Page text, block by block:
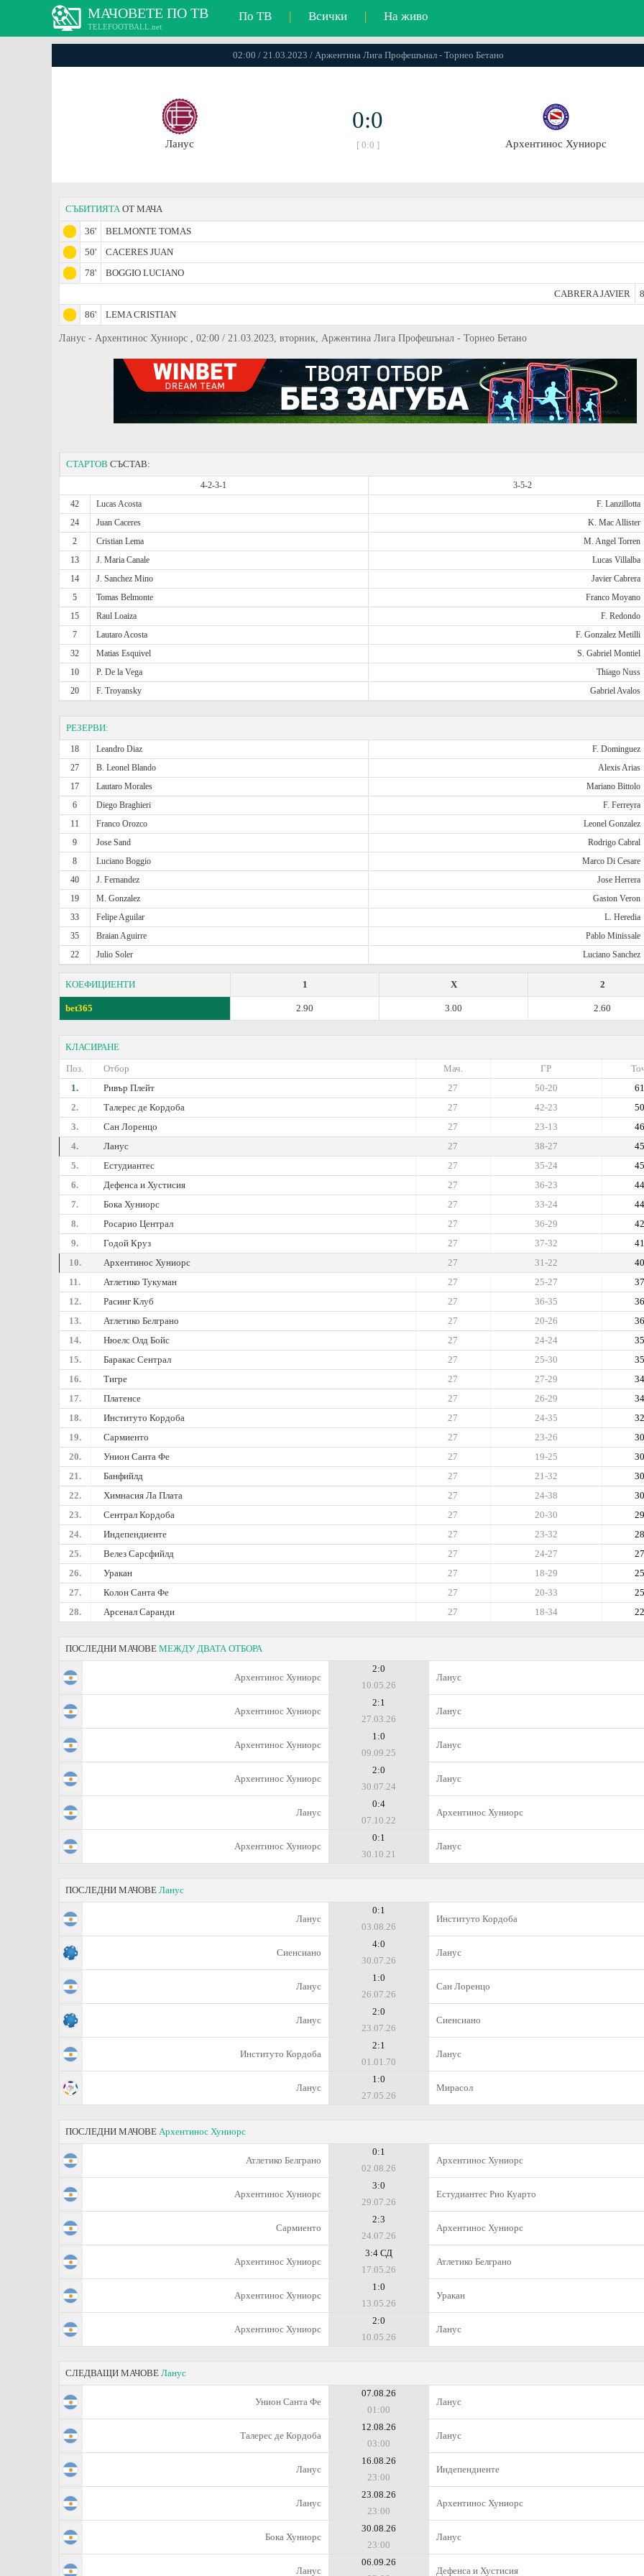
МАЧОВЕТЕ ПО ТВ
TELEFOOTBALL.net
По ТВ | Всички | На живо
02:00 / 21.03.2023 / Аржентина Лига Профешънал - Торнео Бетано
Ланус
0:0
[ 0:0 ] Архентинос Хуниорс
СЪБИТИЯТАОТ МАЧА
36'
BELMONTE TOMAS
50'
CACERES JUAN
78'
BOGGIO LUCIANO
CABRERA JAVIER
86'
LEMA CRISTIAN
Ланус - Архентинос Хуниорс , 02:00 / 21.03.2023, вторник, Аржентина Лига Профешънал - Торнео Бетано
СТАРТОВ СЪСТАВ:
4-2-3-1
3-5-2
42
Lucas Acosta
F. Lanzillotta
24
Juan Caceres
K. Mac Allister
2
Cristian Lema
M. Angel Torren
13
J. Maria Canale
Lucas Villalba
14
J. Sanchez Mino
Javier Cabrera
5
Tomas Belmonte
Franco Moyano
15
Raul Loaiza
F. Redondo
7
Lautaro Acosta
F. Gonzalez Metilli
32
Matias Esquivel
S. Gabriel Montiel
10
P. De la Vega
Thiago Nuss
20
F. Troyansky Gabriel Avalos
РЕЗЕРВИ:
18 Leandro Diaz
F. Dominguez
27
B. Leonel Blando
Alexis Arias
17
Lautaro Morales
Mariano Bittolo
6
Diego Braghieri
F. Ferreyra
11
Franco Orozco
Leonel Gonzalez
9
Jose Sand
Rodrigo Cabral
8
Luciano Boggio
Marco Di Cesare
40
J. Fernandez
Jose Herrera
19
M. Gonzalez
Gaston Veron
33
Felipe Aguilar
L. Heredia
35
Braian Aguirre
Pablo Minissale
22
Julio Soler Luciano Sanchez
КОЕФИЦИЕНТИ 2
X
1
bet365 2.60
3.00
2.90
КЛАСИРАНЕ
Поз.
Отбор ГР
Мач.
1.
Ривър Плейт 61
50-20
27
2.
Талерес де Кордоба 50
42-23
27
3.
Сан Лоренцо 46
23-13
27
4.
Ланус 45
38-27
27
5.
Естудиантес 45
35-24
27
6.
Дефенса и Хустисия 44
36-23
27
7.
Бока Хуниорс 44
33-24
27
8.
Росарио Централ 42
36-29
27
9.
Годой Круз 41
37-32
27
10.
Архентинос Хуниорс 40
31-22
27
11.
Атлетико Тукуман 37
25-27
27
12.
Расинг Клуб 36
36-35
27
13.
Атлетико Белграно 36
20-26
27
14.
Нюелс Олд Бойс 35
24-24
27
15.
Баракас Сентрал 35
25-30
27
16.
Тигре 34
27-29
27
17.
Платенсе 34
26-29
27
18.
Институто Кордоба 32
24-35
27
19.
Сармиенто 30
23-26
27
20.
Унион Санта Фе 30
19-25
27
21.
Банфийлд 30
21-32
27
22.
Химнасия Ла Плата 30
24-38
27
23.
Сентрал Кордоба 29
20-30
27
24.
Индепендиенте 28
23-32
27
25.
Велез Сарсфийлд 27
24-27
27
26.
Уракан 25
18-29
27
27.
Колон Санта Фе 25
20-33
27
28.
Арсенал Саранди 22
18-34
27
ПОСЛЕДНИ МАЧОВЕ МЕЖДУ ДВАТА ОТБОРА
Архентинос Хуниорс
2:0
10.05.26
Ланус
Архентинос Хуниорс
2:1
27.03.26
Ланус
Архентинос Хуниорс
1:0
09.09.25
Ланус
Архентинос Хуниорс
2:0
30.07.24
Ланус
Ланус
0:4
07.10.22
Архентинос Хуниорс
Архентинос Хуниорс
0:1
30.10.21
Ланус
ПОСЛЕДНИ МАЧОВЕ Ланус
Ланус
0:1
03.08.26
Институто Кордоба
Сиенсиано
4:0
30.07.26
Ланус
Ланус
1:0
26.07.26
Сан Лоренцо
Ланус
2:0
23.07.26
Сиенсиано
Институто Кордоба
2:1
01.01.70
Ланус
Ланус
1:0
27.05.26
Мирасол
ПОСЛЕДНИ МАЧОВЕ Архентинос Хуниорс
Атлетико Белграно
0:1
02.08.26
Архентинос Хуниорс
Архентинос Хуниорс
3:0
29.07.26
Естудиантес Рио Куарто
Сармиенто
2:3
24.07.26
Архентинос Хуниорс
Архентинос Хуниорс
3:4 СД
17.05.26
Атлетико Белграно
Архентинос Хуниорс
1:0
13.05.26
Уракан
Архентинос Хуниорс
2:0
10.05.26
Ланус
СЛЕДВАЩИ МАЧОВЕ Ланус
Унион Санта Фе
07.08.26
01:00
Ланус
Талерес де Кордоба
12.08.26
03:00
Ланус
Ланус
16.08.26
23:00
Индепендиенте
Ланус
23.08.26
23:00
Архентинос Хуниорс
Бока Хуниорс
30.08.26
23:00
Ланус
Ланус
06.09.26
Дефенса и Хустисия